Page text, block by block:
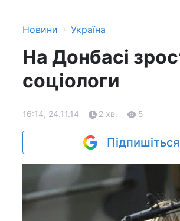
Новини › Україна
На Донбасі
соціологи
16:14, 24.11.14 2 хв. 5